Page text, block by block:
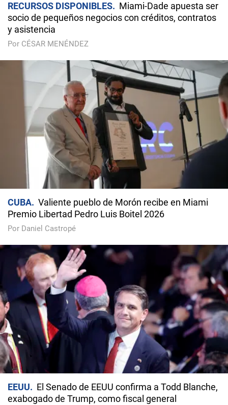
RECURSOS DISPONIBLES
Miami-Dade apuesta ser
socio de pequeños negocios con créditos, contratos
y asistencia
Por CÉSAR MENÉNDEZ
CUBA
Valiente pueblo de Morón recibe en Miami
Premio Libertad Pedro Luis Boitel 2026
Por Daniel Castropé
EEUU
El Senado de EEUU confirma a Todd Blanche,
exabogado de Trump, como fiscal general